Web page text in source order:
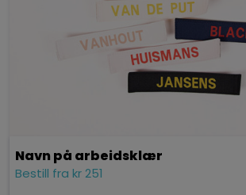
Navn på arbeidsklær
Bestill fra kr 251